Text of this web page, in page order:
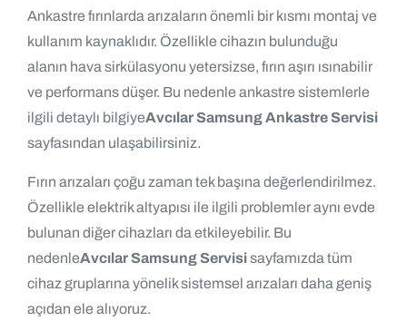
Ankastre fırınlarda arızaların önemli bir kısmı montaj ve
kullanım kaynaklıdır. Özellikle cihazın bulunduğu
alanın hava sirkülasyonu yetersizse, fırın aşırı ısınabilir
ve performans düşer. Bu nedenle ankastre sistemlerle
ilgili detaylı bilgiyeAvcılar Samsung Ankastre Servisi
sayfasından ulaşabilirsiniz.
Fırın arızaları çoğu zaman tek başına değerlendirilmez.
Özellikle elektrik altyapısı ile ilgili problemler aynı evde
bulunan diğer cihazları da etkileyebilir. Bu
nedenleAvcılar Samsung Servisisayfamızda tüm
cihaz gruplarına yönelik sistemsel arızaları daha geniş
açıdan ele alıyoruz.